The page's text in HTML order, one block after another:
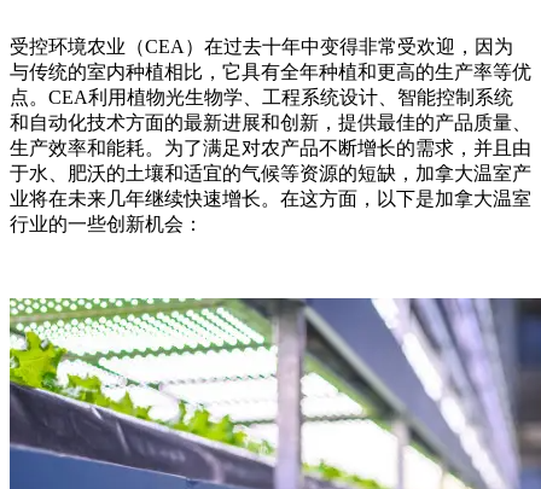
受控环境农业（CEA）在过去十年中变得非常受欢迎，因为
与传统的室内种植相比，它具有全年种植和更高的生产率等优
点。CEA利用植物光生物学、工程系统设计、智能控制系统
和自动化技术方面的最新进展和创新，提供最佳的产品质量、
生产效率和能耗。为了满足对农产品不断增长的需求，并且由
于水、肥沃的土壤和适宜的气候等资源的短缺，加拿大温室产
业将在未来几年继续快速增长。在这方面，以下是加拿大温室
行业的一些创新机会：